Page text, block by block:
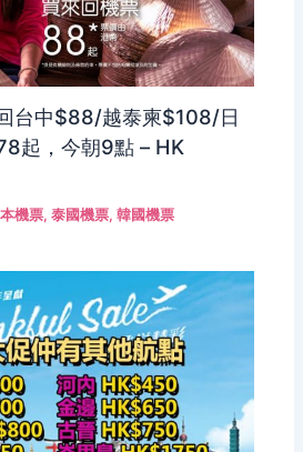
台中$88/越泰柬$108/日
起，今朝9點 – HK
機票,泰國機票,韓國機票